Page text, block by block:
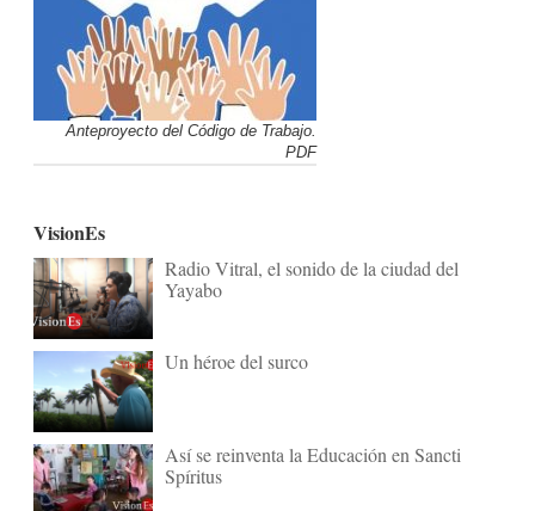
Anteproyecto del Código de Trabajo.
PDF
VisionEs
Radio Vitral, el sonido de la ciudad del
Yayabo
Un héroe del surco
Así se reinventa la Educación en Sancti
Spíritus